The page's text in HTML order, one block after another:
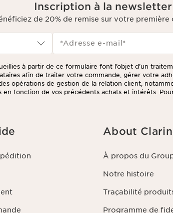
Inscription à la newsletter
de 20% de remise sur votre première
*Adresse e-mail *
à partir de ce formulaire font l’objet d’un
afin de traiter votre commande, gérer votre
opérations de gestion de la relation client,
en fonction de vos précédents achats et intérêts.
de respect de la vie privée.
About
À propos du
Notre histoire
Traçabilité
Programme de